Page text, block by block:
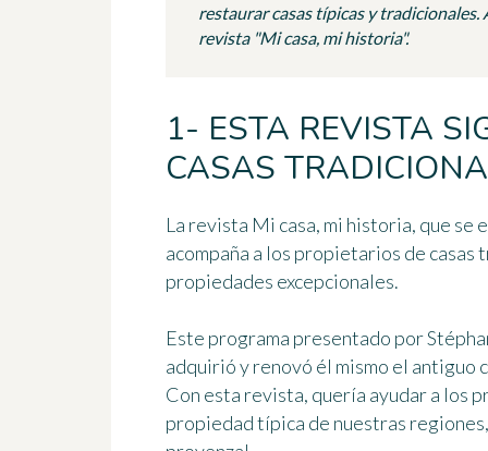
restaurar casas típicas y tradicionales.
revista "Mi casa, mi historia".
1- ESTA REVISTA
CASAS
La revista Mi casa, mi historia, que se
acompaña a los propietarios de
propiedades excepcionales.
Este programa presentado por
adquirió y renovó él mismo el antiguo
Con esta revista, quería ayudar a los
propiedad típica de nuestras regiones,